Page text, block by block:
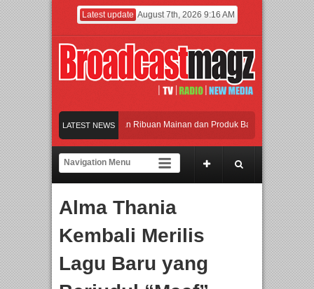
Latest update August 7th, 2026 9:16 AM
LATEST NEWS
Jakarta dengan Ribuan Mainan dan Produk Bayi dari Seluruh Dunia,
Gerbang Inovasi dan Peluang Bisnis Industri Gifts dan Housewares Asia
Perpaduan Warisan Dan Semangat Lokal, BIRKENSTOCK INDONESIA
Jakarta dengan Ribuan Mainan dan Produk Bayi dari Seluruh Dunia,
Alma Thania
Kembali Merilis
Lagu Baru yang